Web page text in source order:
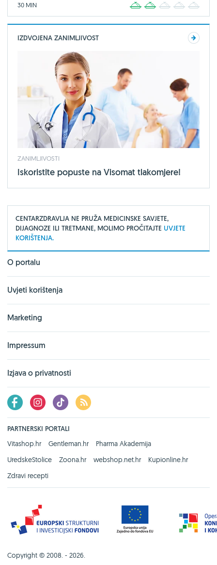
30 MIN 2 3 4
IZDVOJENA ZANIMLJIVOST
ZANIMLJIVOSTI
Iskoristite popuste na Visomat tlakomjere!
CENTARZDRAVLJA NE PRUŽA MEDICINSKE SAVJETE,
DIJAGNOZE ILI TRETMANE, MOLIMO PROČITAJTE UVJETE
KORIŠTENJA.
O portalu
Uvjeti korištenja
Marketing
Impressum
Izjava o privatnosti
PARTNERSKI PORTALI
Vitashop.hr
Gentleman.hr
Pharma Akademija
UredskeStolice
Zoona.hr webshop.net.hr
Kupionline.hr
Zdravi recepti
Copyright © 2008. - 2026.